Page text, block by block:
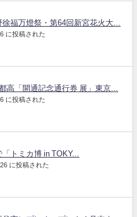
福万燈祭・第64回新宮花火大...
に投稿された
高「開通記念通行券 展」東京...
に投稿された
トミカ博 in TOKY...
に投稿された